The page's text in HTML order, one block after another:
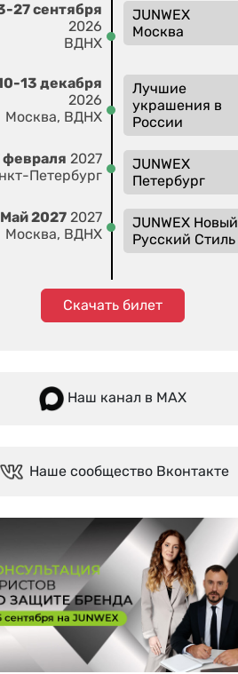
27 сентября
2026
ВДНХ
JUNWEX
Москва
13 декабря
2026
Москва, ВДНХ
Лучшие
украшения в
России
февраля 2027
Петербург
JUNWEX
Петербург
Май 2027 2027
Москва, ВДНХ
JUNWEX Новый
Русский Стиль
Скачать билет
Наш канал в МАХ
Наше сообщество Вконтакте